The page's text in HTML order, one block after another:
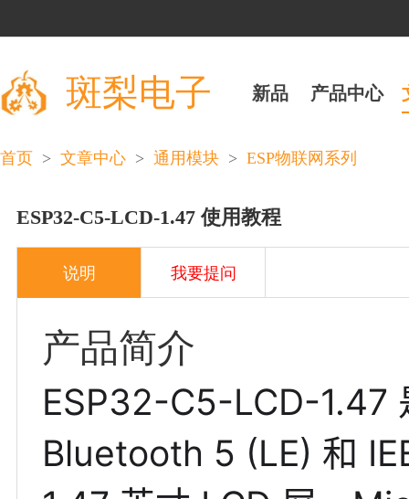
斑梨电子 新品 产品中心
首页 > 文章中心 > 通用模块 > ESP物联网系列
ESP32-C5-LCD-1.47 使用教程
说明 我要提问
产品简介
ESP32-C5-LCD-1.47
Bluetooth 5 (LE) 和